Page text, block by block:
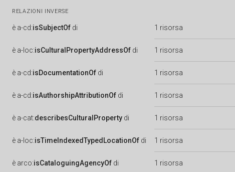
RELAZIONI INVERSE
è a-cd:isSubjectOf di 1 risorsa
è a-loc:isCulturalPropertyAddressOf di 1 risorsa
è a-cd:isDocumentationOf di 1 risorsa
è a-cd:isAuthorshipAttributionOf di 1 risorsa
è a-cat:describesCulturalProperty di 1 risorsa
è a-loc:isTimeIndexedTypedLocationOf di 1 risorsa
è arco:isCataloguingAgencyOf di 1 risorsa